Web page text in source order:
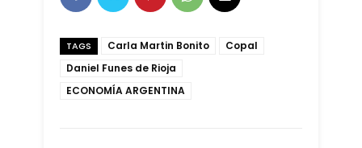
TAGS Carla Martin Bonito
Copal
Daniel Funes de Rioja
ECONOMÍA ARGENTINA